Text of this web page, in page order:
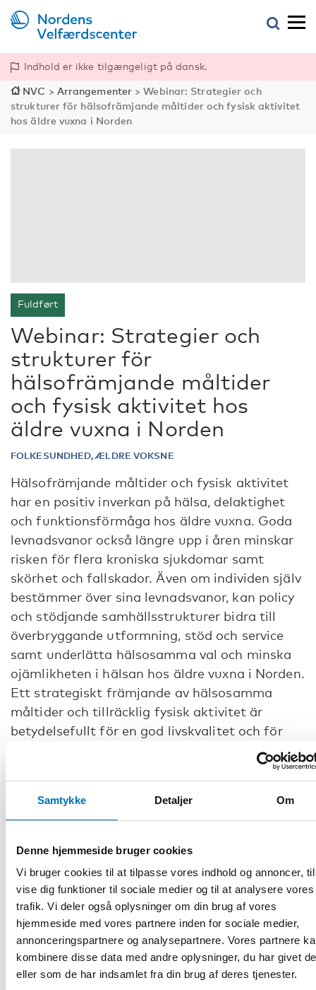
Samtykke Detaljer Om
Denne hjemmeside bruger cookies
Vi bruger cookies til at tilpasse vores indhold og annoncer,
vise dig funktioner til sociale medier og til at analysere vores
trafik. Vi deler også oplysninger om din brug af vores
hjemmeside med vores partnere inden for sociale medier,
annonceringspartnere og analysepartnere. Vores partnere
kombinere disse data med andre oplysninger, du har givet
eller som de har indsamlet fra din brug af deres tjenester.
Indhold er ikke tilgængeligt på dansk.
NVC > Arrangementer >Webinar: Strategier och
strukturer för hälsofrämjande måltider och fysisk aktivitet
hos äldre vuxna i Norden
Fuldført
Webinar: Strategier och
strukturer för
hälsofrämjande måltider
och fysisk aktivitet hos
äldre vuxna i Norden
FOLKESUNDHED, ÆLDRE VOKSNE
Hälsofrämjande måltider och fysisk aktivitet
har en positiv inverkan på hälsa, delaktighet
och funktionsförmåga hos äldre vuxna. Goda
levnadsvanor också längre upp i åren minskar
risken för flera kroniska sjukdomar samt
skörhet och fallskador. Även om individen själv
bestämmer över sina levnadsvanor, kan policy
och stödjande samhällsstrukturer bidra till
överbryggande utformning, stöd och service
samt underlätta hälsosamma val och minska
ojämlikheten i hälsan hos äldre vuxna i Norden.
Ett strategiskt främjande av hälsosamma
måltider och tillräcklig fysisk aktivitet är
betydelsefullt för en god livskvalitet och för
äldre vuxnas fysiska, psykiska och sociala
Under det här webbinariet delas nordiska exempel på policy
panelsamtal där olika perspektiv på möjligheter och
utmaningar presenteras. En nyckelfråga är hur evidens,
policy och praktik relaterar till varandra.
Vi välkomnar varmt beslutsfattare och tjänstepersoner
inom offentlig verksamhet och alla med ett särskilt intresse
för aktivt och hälsosamt åldrande, hälsofrämjande måltider,
fysisk aktivitet, folkhälsa och äldrepolitik i Norden.
Moderator: Kaisa Snidare, Kommittén för främjande av